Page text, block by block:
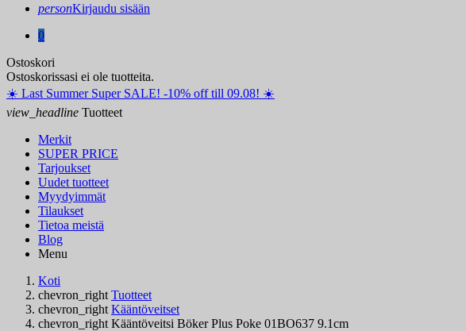
personKirjaudu sisään
0
Ostoskori
Ostoskorissasi ei ole tuotteita.
☀️ ️Last Summer Super SALE! -10% off till 09.08! ☀️
view_headline Tuotteet
Merkit
SUPER PRICE
Tarjoukset
Uudet tuotteet
Myydyimmät
Tilaukset
Tietoa meistä
Blog
Menu
Koti
chevron_right Tuotteet
chevron_right Kääntöveitset
chevron_right Kääntöveitsi Böker Plus Poke 01BO637 9.1cm